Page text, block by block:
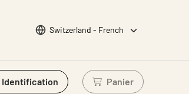
Choisir la langue
Switzerland - French
Identification Panier
Connectez-vous